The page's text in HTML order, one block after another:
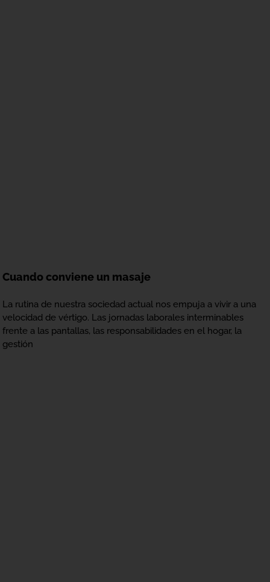
Cuando conviene un masaje
La rutina de nuestra sociedad actual nos empuja a vivir a una
velocidad de vértigo. Las jornadas laborales interminables
frente a las pantallas, las responsabilidades en el hogar, la
gestión